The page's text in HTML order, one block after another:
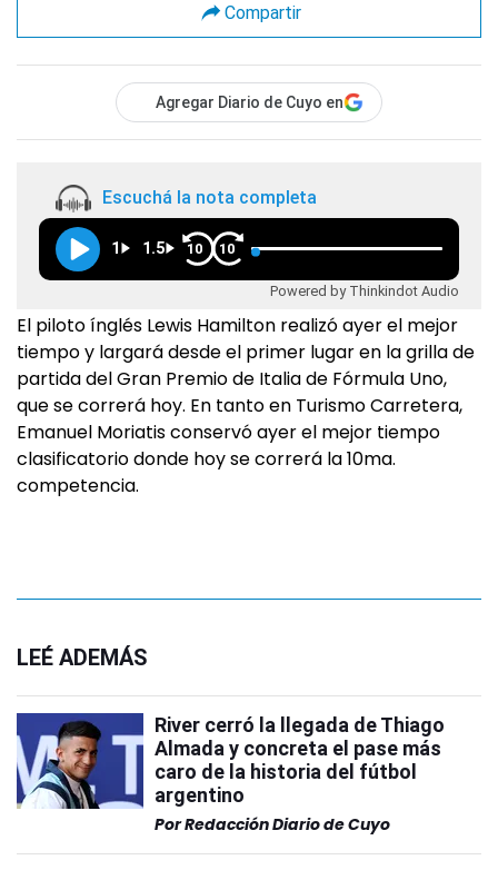
Compartir
Agregar Diario de Cuyo en
Escuchá la nota completa
1 1.5 10 10
Powered by Thinkindot Audio
El piloto ínglés Lewis Hamilton realizó ayer el mejor
tiempo y largará desde el primer lugar en la grilla de
partida del Gran Premio de Italia de Fórmula Uno,
que se correrá hoy. En tanto en Turismo Carretera,
Emanuel Moriatis conservó ayer el mejor tiempo
clasificatorio donde hoy se correrá la 10ma.
competencia.
LEÉ ADEMÁS
River cerró la llegada de Thiago
Almada y concreta el pase más
caro de la historia del fútbol
argentino
PorRedacción Diario de Cuyo